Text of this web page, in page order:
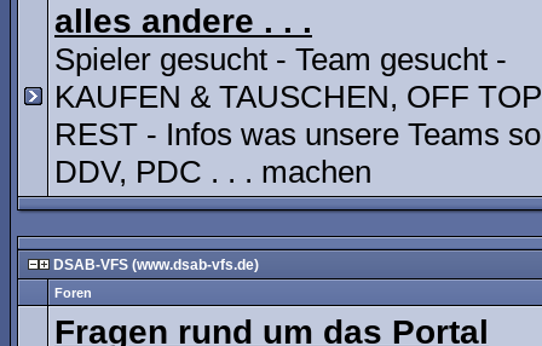
alles andere . . .
Spieler gesucht - Team gesucht -
KAUFEN & TAUSCHEN, OFF
REST - Infos was unsere Teams
DDV, PDC . . . machen
DSAB-VFS (www.dsab-vfs.de)
Foren
Fragen rund um das Portal